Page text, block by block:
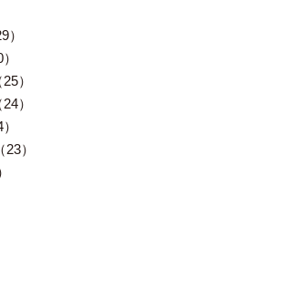
）
）
）
）